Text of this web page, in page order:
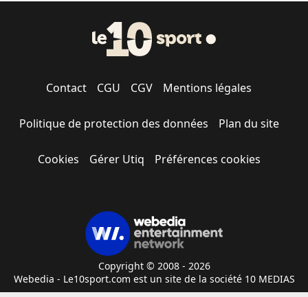
Contact CGU CGV Mentions légales
Politique de protection des données Plan du site
Cookies Gérer Utiq Préférences cookies
Copyright © 2008 - 2026
Webedia - Le10sport.com est un site de la société 10 MEDIAS